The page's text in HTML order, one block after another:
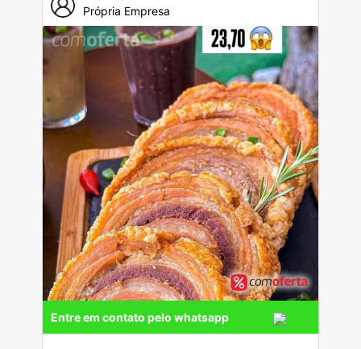
Própria Empresa
Entre em contato pelo whatsapp